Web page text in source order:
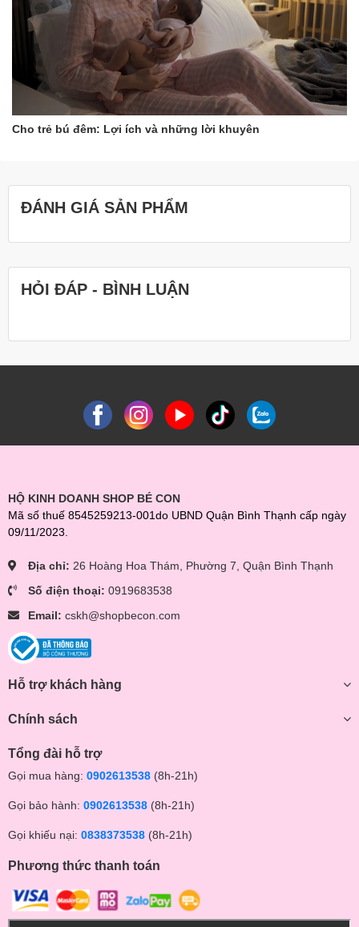
Cho trẻ bú đêm: Lợi ích và những lời khuyên
ĐÁNH GIÁ SẢN PHẨM
HỎI ĐÁP - BÌNH LUẬN
HỘ KINH DOANH SHOP BÉ CON
Mã số thuế 8545259213-001do UBND Quận Bình Thạnh cấp ngày
09/11/2023.
Địa chỉ: 26 Hoàng Hoa Thám, Phường 7, Quận Bình Thạnh
Số điện thoại: 0919683538
Email: cskh@shopbecon.com
Hỗ trợ khách hàng
Chính sách
Tổng đài hỗ trợ
Gọi mua hàng: 0902613538 (8h-21h)
Gọi bảo hành: 0902613538 (8h-21h)
Gọi khiếu nại: 0838373538 (8h-21h)
Phương thức thanh toán